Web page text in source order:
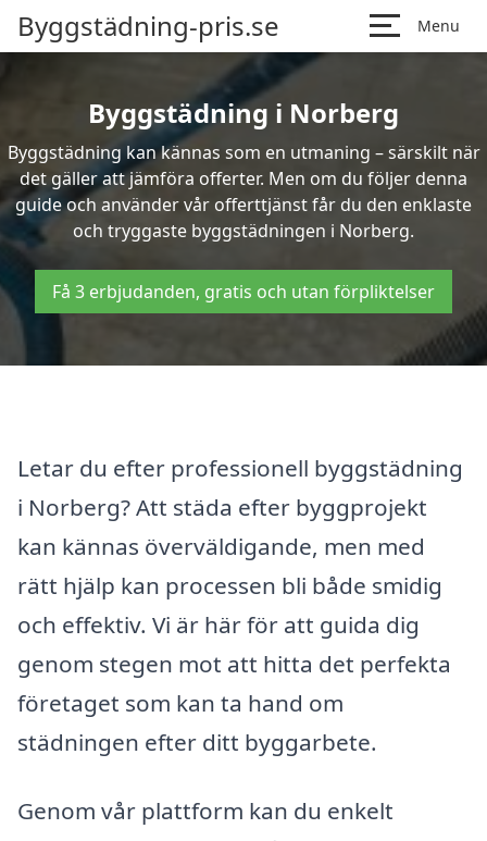
Byggstädning-pris.se Menu
Byggstädning i Norberg
Byggstädning kan kännas som en utmaning – särskilt när
det gäller att jämföra offerter. Men om du följer denna
guide och använder vår offerttjänst får du den enklaste
och tryggaste byggstädningen i Norberg.
Få 3 erbjudanden, gratis och utan förpliktelser
Letar du efter professionell byggstädning
i Norberg? Att städa efter byggprojekt
kan kännas överväldigande, men med
rätt hjälp kan processen bli både smidig
och effektiv. Vi är här för att guida dig
genom stegen mot att hitta det perfekta
företaget som kan ta hand om
städningen efter ditt byggarbete.
Genom vår plattform kan du enkelt